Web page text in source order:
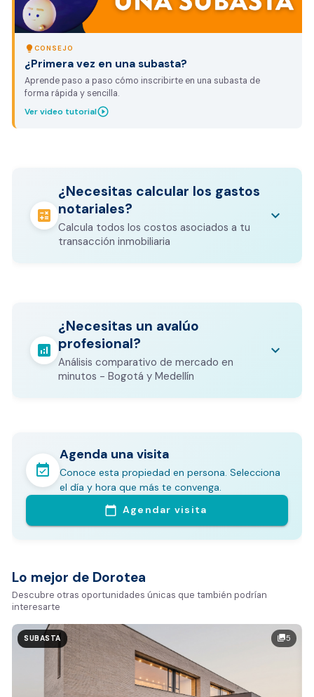
lightbulb CONSEJO
¿Primera vez en una subasta?
Aprende paso a paso cómo inscribirte en una subasta de
forma rápida y sencilla.
Ver video tutorialplay_circle_outline
calculate
¿Necesitas calcular los gastos
notariales?
Calcula todos los costos asociados a tu
transacción inmobiliaria
keyboard_arrow_down
Los gastos notariales incluyen
otros costos legales que varían según el
valor del inmueble.
CALCULADORA DE GASTOS NOTARIALES
analytics
¿Necesitas un avalúo
profesional?
Análisis comparativo de mercado en
minutos - Bogotá y Medellín
keyboard_arrow_down
En pocos minutos avalúa con este Análisis
Comparativo de Mercado (inicialmente
Bogotá y Medellín)
Análisis basado en datos reales:
Tiempo promedio de venta en la zona
Rango de precios de arriendo en el sector
Valor exclusivo para clientes de Dorotea:
20.000 COP
REALIZAR AVALÚO AHORA
event_available
Agenda una visita
Conoce esta propiedad en persona. Selecciona
el día y hora que más te convenga.
calendar_today Agendar visita
Lo mejor de Dorotea
Descubre otras oportunidades únicas que también podrían
interesarte
photo_library5
SUBASTA